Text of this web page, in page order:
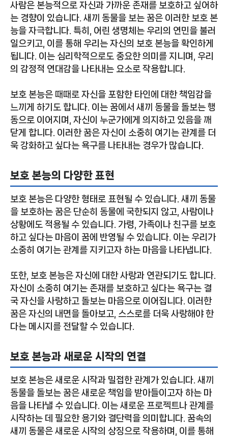
사람은 본능적으로 자신과 가까운 존재를 보호하고 싶어하
는 경향이 있습니다. 새끼 동물을 보는 꿈은 이러한 보호 본
능을 자극합니다. 특히, 어린 생명체는 우리의 연민을 불러
일으키고, 이를 통해 우리는 자신의 보호 본능을 확인하게
됩니다. 이는 심리학적으로도 중요한 의미를 지니며, 우리
의 감정적 연대감을 나타내는 요소로 작용합니다.
보호 본능은 때때로 자신을 포함한 타인에 대한 책임감을
느끼게 하기도 합니다. 이는 꿈에서 새끼 동물을 돌보는 행
동으로 이어지며, 자신이 누군가에게 의지하고 있음을 깨
닫게 합니다. 이러한 꿈은 자신이 소중히 여기는 관계를 더
욱 강화하고 싶다는 욕구를 나타내는 경우가 많습니다.
보호 본능의 다양한 표현
보호 본능은 다양한 형태로 표현될 수 있습니다. 새끼 동물
을 보호하는 꿈은 단순히 동물에 국한되지 않고, 사람이나
상황에도 적용될 수 있습니다. 가령, 가족이나 친구를 보호
하고 싶다는 마음이 꿈에 반영될 수 있습니다. 이는 우리가
소중히 여기는 관계를 지키고자 하는 마음을 나타냅니다.
또한, 보호 본능은 자신에 대한 사랑과 연관되기도 합니다.
자신이 소중히 여기는 존재를 보호하고 싶다는 욕구는 결
국 자신을 사랑하고 돌보는 마음으로 이어집니다. 이러한
꿈은 자신의 내면을 돌아보고, 스스로를 더욱 사랑해야 한
다는 메시지를 전달할 수 있습니다.
보호 본능과 새로운 시작의 연결
보호 본능은 새로운 시작과 밀접한 관계가 있습니다. 새끼
동물을 돌보는 꿈은 새로운 책임을 받아들이고자 하는 마
음을 나타낼 수 있습니다. 이는 새로운 프로젝트나 관계를
시작하는 데 필요한 용기와 결단력을 의미합니다. 꿈속의
새끼 동물은 새로운 시작의 상징으로 작용하며, 이를 통해